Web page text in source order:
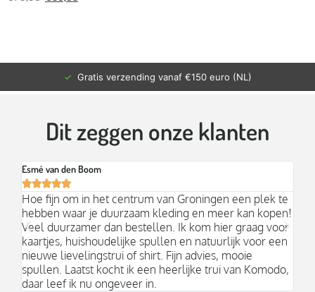
✓ Gratis verzending vanaf €150 euro (NL)
Dit zeggen onze klanten
Esmé van den Boom

Hoe fijn om in het centrum van Groningen een plek te
hebben waar je duurzaam kleding en meer kan kopen!
Veel duurzamer dan bestellen. Ik kom hier graag voor
kaartjes, huishoudelijke spullen en natuurlijk voor een
nieuwe lievelingstrui of shirt. Fijn advies, mooie
spullen. Laatst kocht ik een heerlijke trui van Komodo,
daar leef ik nu ongeveer in.